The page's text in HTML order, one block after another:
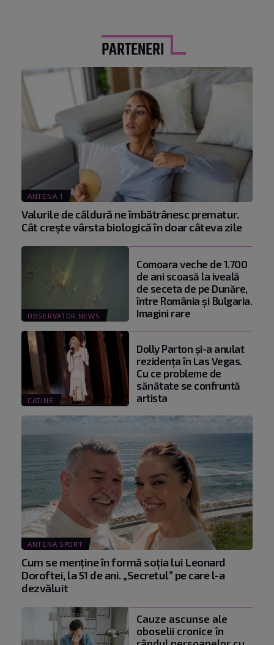
PARTENERI
ANTENA 1
Valurile de căldură ne îmbătrânesc prematur.
Cât crește vârsta biologică în doar câteva zile
OBSERVATOR NEWS
Comoara veche de 1.700
de ani scoasă la iveală
de seceta de pe Dunăre,
între România şi Bulgaria.
Imagini rare
CATINE
Dolly Parton și-a anulat
rezidența în Las Vegas.
Cu ce probleme de
sănătate se confruntă
artista
ANTENA SPORT
Cum se menţine în formă soţia lui Leonard
Doroftei, la 51 de ani. „Secretul” pe care l-a
dezvăluit
Cauze ascunse ale
oboselii cronice în